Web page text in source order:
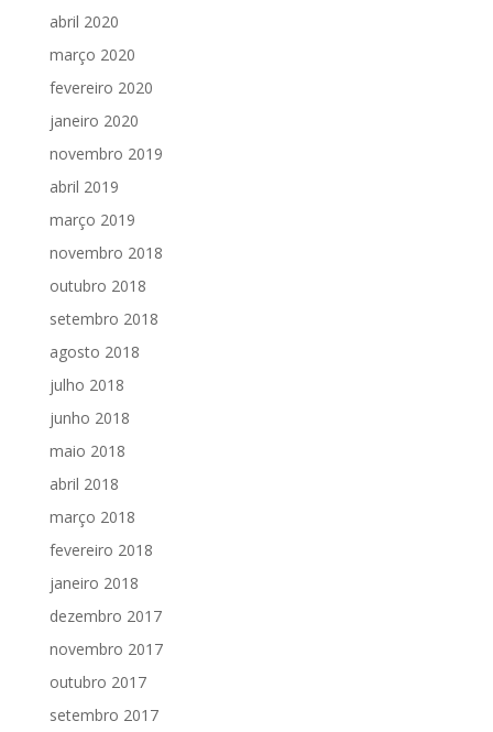
abril 2020
março 2020
fevereiro 2020
janeiro 2020
novembro 2019
abril 2019
março 2019
novembro 2018
outubro 2018
setembro 2018
agosto 2018
julho 2018
junho 2018
maio 2018
abril 2018
março 2018
fevereiro 2018
janeiro 2018
dezembro 2017
novembro 2017
outubro 2017
setembro 2017